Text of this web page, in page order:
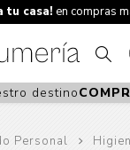
tu casa! en compras
destino
Personal